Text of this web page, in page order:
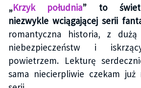
„Krzyk południa” to
niezwykle wciągającej serii
romantyczna historia, z
niebezpieczeństw i
powietrzem. Lekturę
sama niecierpliwie czekam już